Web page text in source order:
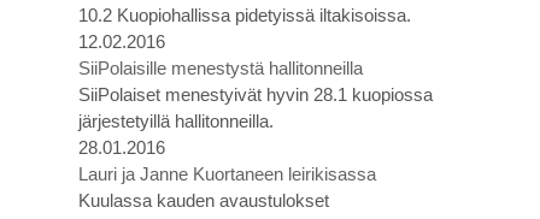
10.2 Kuopiohallissa pidetyissä iltakisoissa.
12.02.2016
SiiPolaisille menestystä hallitonneilla
SiiPolaiset menestyivät hyvin 28.1 kuopiossa
järjestetyillä hallitonneilla.
28.01.2016
Lauri ja Janne Kuortaneen leirikisassa
Kuulassa kauden avaustulokset